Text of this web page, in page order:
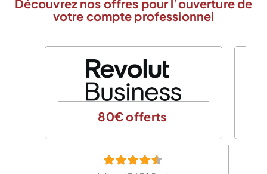
Découvrez nos offres pour l’ouverture de
votre compte professionnel
80€ offerts